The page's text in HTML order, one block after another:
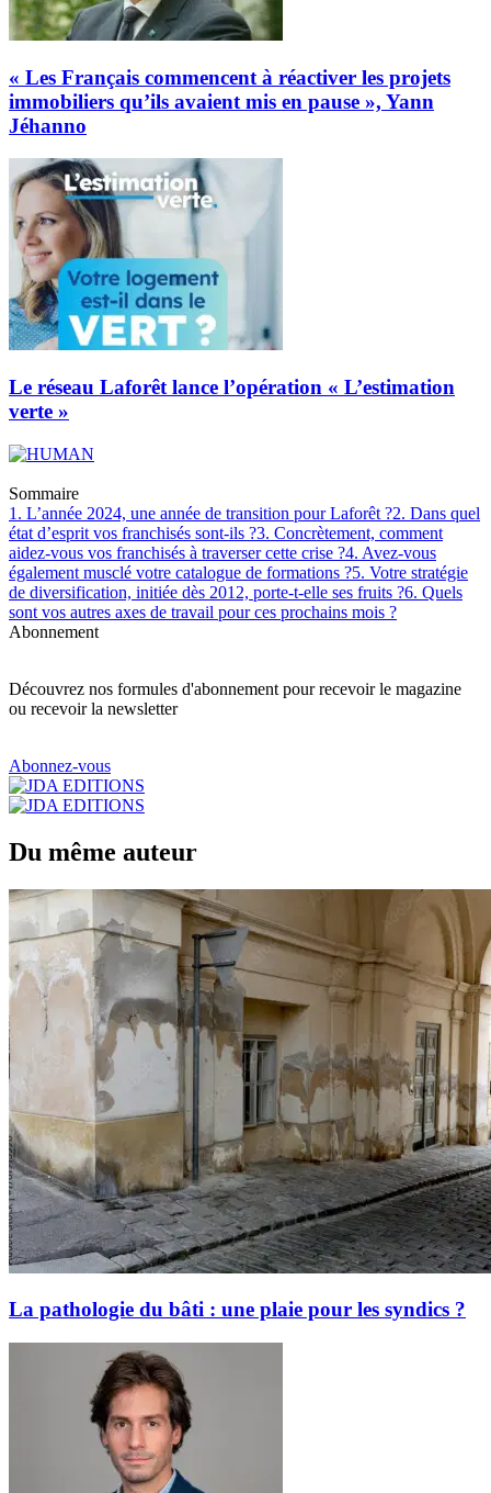
« Les Français commencent à réactiver les projets
immobiliers qu’ils avaient mis en pause », Yann
Jéhanno
Le réseau Laforêt lance l’opération « L’estimation
verte »
Sommaire
1. L’année 2024, une année de transition pour Laforêt ?2. Dans quel
état d’esprit vos franchisés sont-ils ?3. Concrètement, comment
aidez-vous vos franchisés à traverser cette crise ?4. Avez-vous
également musclé votre catalogue de formations ?5. Votre stratégie
de diversification, initiée dès 2012, porte-t-elle ses fruits ?6. Quels
sont vos autres axes de travail pour ces prochains mois ?
Abonnement
Découvrez nos formules d'abonnement pour recevoir le magazine
ou recevoir la newsletter
Abonnez-vous
Du même auteur
La pathologie du bâti : une plaie pour les syndics ?